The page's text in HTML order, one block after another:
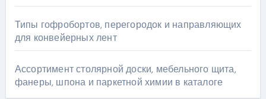
Типы гофробортов, перегородок и направляющих
для конвейерных лент
Ассортимент столярной доски, мебельного щита,
фанеры, шпона и паркетной химии в каталоге